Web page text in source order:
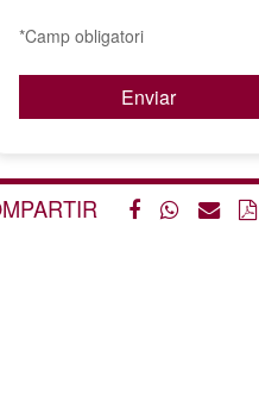
*Camp obligatori